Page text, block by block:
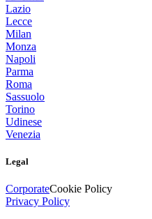
Lazio
Lecce
Milan
Monza
Napoli
Parma
Roma
Sassuolo
Torino
Udinese
Venezia
Legal
CorporateCookie Policy
Privacy Policy